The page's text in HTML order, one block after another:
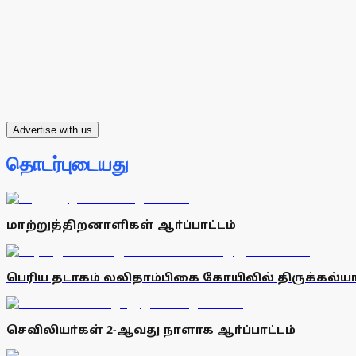
Advertise with us
தொடர்புடையது
மாற்றுத்திறனாளிகள் ஆா்ப்பாட்டம்
பெரிய தடாகம் லலிதாம்பிகை கோயிலில்
செவிலியா்கள் 2-ஆவது நாளாக ஆா்ப்பாட்டம்